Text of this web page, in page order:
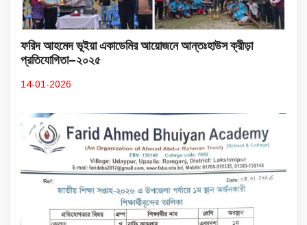
ফরিদ আহমেদ ভূইয়া একাডেমির আয়োজনে আন্তঃহাউস ক্রীড়া
প্রতিযোগিতা–২০২৫
14-01-2026